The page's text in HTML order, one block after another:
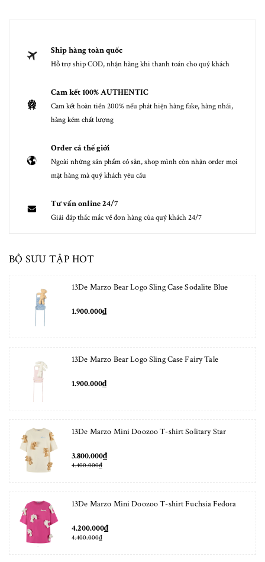
Ship hàng toàn quốc
Hỗ trợ ship COD, nhận hàng khi thanh toán cho quý khách
Cam kết 100% AUTHENTIC
Cam kết hoàn tiền 200% nếu phát hiện hàng fake, hàng nhái,
hàng kém chất lượng
Order cả thế giới
Ngoài những sản phẩm có sẵn, shop mình còn nhận order mọi
mặt hàng mà quý khách yêu cầu
Tư vấn online 24/7
Giải đáp thắc mắc về đơn hàng của quý khách 24/7
BỘ SƯU TẬP HOT
13De Marzo Bear Logo Sling Case Sodalite Blue
1.900.000₫
13De Marzo Bear Logo Sling Case Fairy Tale
1.900.000₫
13De Marzo Mini Doozoo T-shirt Solitary Star
3.800.000₫
4.400.000₫
13De Marzo Mini Doozoo T-shirt Fuchsia Fedora
4.200.000₫
4.400.000₫